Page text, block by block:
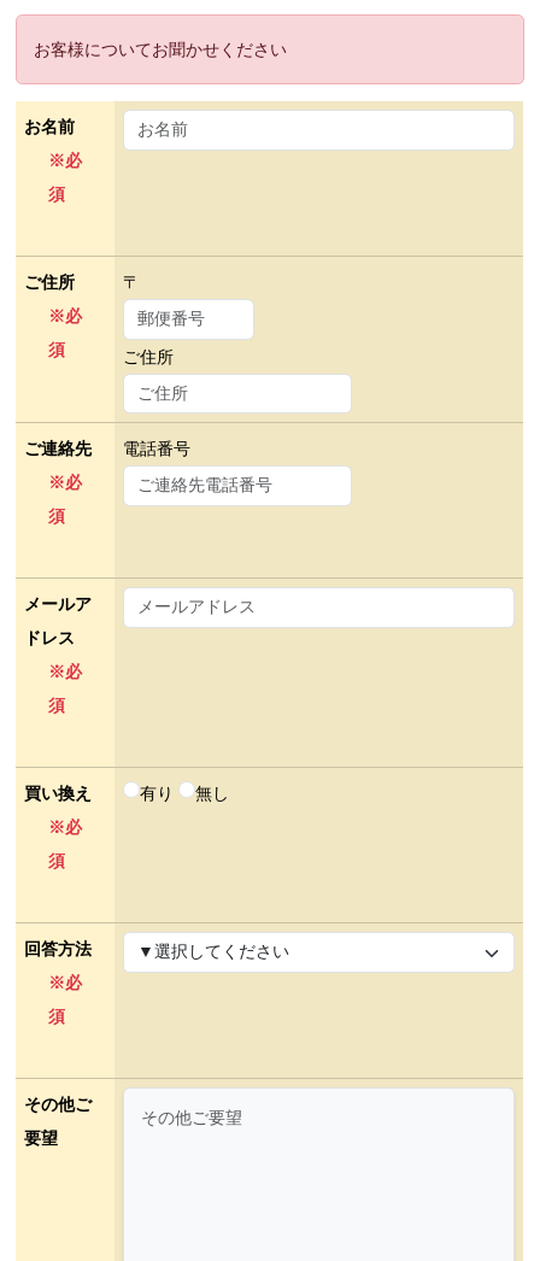
お客様についてお聞かせください
お名前
※必
須
ご住所
※必
須
〒
ご住所
ご連絡先
※必
須
電話番号
メールア
ドレス
※必
須
買い換え
※必
須
有り 無し
回答方法
※必
須
その他ご
要望